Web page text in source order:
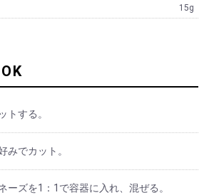
15g
トする。
みでカット。
ーズを1：1で容器に入れ、混ぜる。